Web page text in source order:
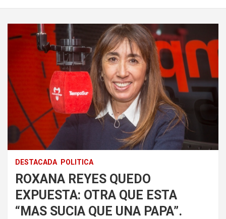
DESTACADA POLITICA
ROXANA REYES QUEDO
EXPUESTA: OTRA QUE ESTA
“MAS SUCIA QUE UNA PAPA”.